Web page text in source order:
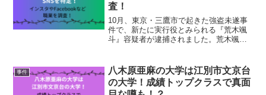
査！
10月、東京・三鷹市で起きた強盗未遂事
件で、新たに実行役とみられる『荒木颯
斗』容疑者が逮捕されました。荒木颯斗
ています。荒木颯斗容疑者についてみて
いきましょう。荒木颯斗...
事件
八木原亜麻の大学は江別市文京台
の大学！成績トップクラスで真面